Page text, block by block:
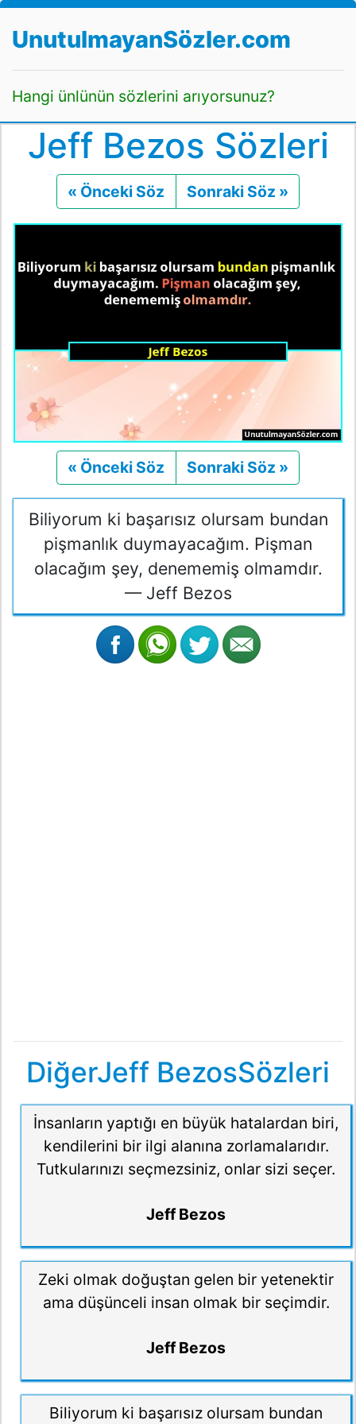
UnutulmayanSözler.com
Hangi ünlünün sözlerini arıyorsunuz?
Jeff Bezos Sözleri
« Önceki Söz Önceki
Sonraki Söz »
« Önceki Söz Önceki
Sonraki Söz »
Biliyorum ki başarısız olursam bundan
pişmanlık duymayacağım. Pişman
olacağım şey, denememiş olmamdır.
— Jeff Bezos
DiğerJeff BezosSözleri
İnsanların yaptığı en büyük hatalardan biri,
kendilerini bir ilgi alanına zorlamalarıdır.
Tutkularınızı seçmezsiniz, onlar sizi seçer.
Jeff Bezos
Zeki olmak doğuştan gelen bir yetenektir
ama düşünceli insan olmak bir seçimdir.
Jeff Bezos
Biliyorum ki başarısız olursam bundan